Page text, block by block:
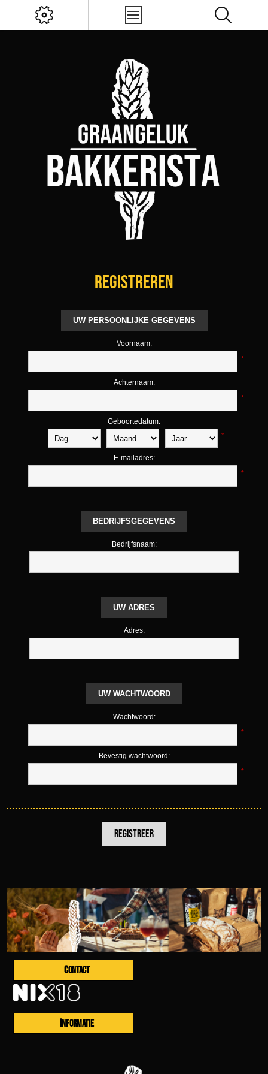
Registreren
UW PERSOONLIJKE GEGEVENS
Voornaam:
*
Achternaam:
*
Geboortedatum:
*
E-mailadres:
*
BEDRIJFSGEGEVENS
Bedrijfsnaam:
UW ADRES
Adres:
UW WACHTWOORD
Wachtwoord:
*
Bevestig wachtwoord:
*
CONTACT
INFORMATIE